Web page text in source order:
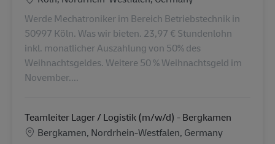
Werde Mechatroniker im Bereich Betriebstechnik in
50997 Köln. Was wir bieten. 23,97 € Stundenlohn
inkl. monatlicher Auszahlung von 50% des
Weihnachtsgeldes. Weitere 50 % Weihnachtsgeld im
November....
Teamleiter Lager / Logistik (m/w/d) - Bergkamen
Locatie
Bergkamen, Nordrhein-Westfalen, Germany